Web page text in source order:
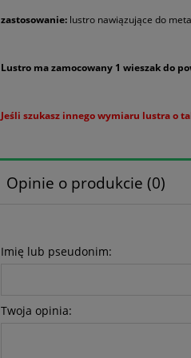
zastosowanie: lustro nawiązujące do
Lustro ma zamocowany 1 wieszak do
Jeśli szukasz innego wymiaru lustra o
Opinie o produkcie (0)
Imię lub pseudonim:
Twoja opinia: